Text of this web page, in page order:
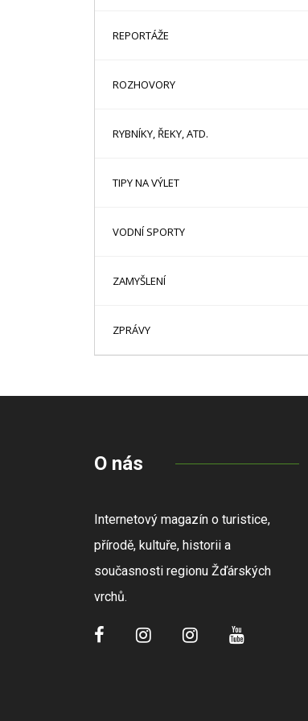
REPORTÁŽE
ROZHOVORY
RYBNÍKY, ŘEKY, ATD.
TIPY NA VÝLET
VODNÍ SPORTY
ZAMYŠLENÍ
ZPRÁVY
O nás
Internetový magazín o turistice,
přírodě, kultuře, historii a
současnosti regionu Žďárských
vrchů.